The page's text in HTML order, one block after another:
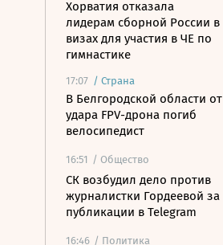
Хорватия отказала
лидерам сборной России в
визах для участия в ЧЕ по
гимнастике
17:07 / Страна
В Белгородской области от
удара FPV-дрона погиб
велосипедист
16:51 / Общество
СК возбудил дело против
журналистки Гордеевой за
публикации в Telegram
16:46 / Политика